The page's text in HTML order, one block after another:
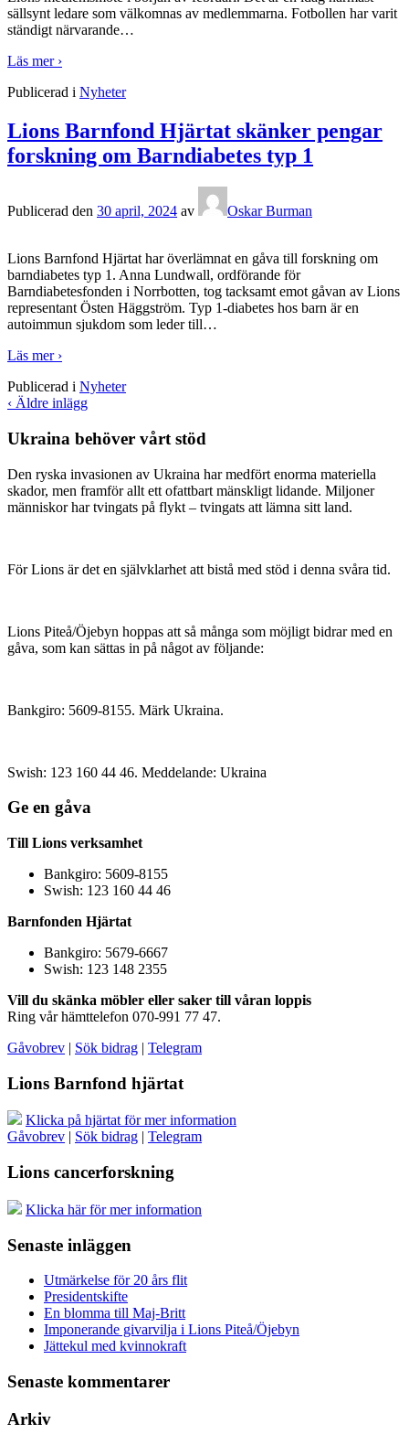
sällsynt ledare som välkomnas av medlemmarna. Fotbollen har varit
ständigt närvarande…
Läs mer ›
Publicerad i Nyheter
Lions Barnfond Hjärtat skänker pengar
forskning om Barndiabetes typ 1
Publicerad den 30 april, 2024 av Oskar Burman
Lions Barnfond Hjärtat har överlämnat en gåva till forskning om
barndiabetes typ 1. Anna Lundwall, ordförande för
Barndiabetesfonden i Norrbotten, tog tacksamt emot gåvan av Lions
representant Östen Häggström. Typ 1-diabetes hos barn är en
autoimmun sjukdom som leder till…
Läs mer ›
Publicerad i Nyheter
‹ Äldre inlägg
Ukraina behöver vårt stöd
Den ryska invasionen av Ukraina har medfört enorma materiella
skador, men framför allt ett ofattbart mänskligt lidande. Miljoner
människor har tvingats på flykt – tvingats att lämna sitt land.
För Lions är det en självklarhet att bistå med stöd i denna svåra tid.
Lions Piteå/Öjebyn hoppas att så många som möjligt bidrar med en
gåva, som kan sättas in på något av följande:
Bankgiro: 5609-8155. Märk Ukraina.
Swish: 123 160 44 46. Meddelande: Ukraina
Ge en gåva
Till Lions verksamhet
Bankgiro: 5609-8155
Swish: 123 160 44 46
Barnfonden Hjärtat
Bankgiro: 5679-6667
Swish: 123 148 2355
Vill du skänka möbler eller saker till våran loppis
Ring vår hämttelefon 070-991 77 47.
Gåvobrev | Sök bidrag | Telegram
Lions Barnfond hjärtat
Klicka på hjärtat för mer information
Gåvobrev | Sök bidrag | Telegram
Lions cancerforskning
Klicka här för mer information
Senaste inläggen
Utmärkelse för 20 års flit
Presidentskifte
En blomma till Maj-Britt
Imponerande givarvilja i Lions Piteå/Öjebyn
Jättekul med kvinnokraft
Senaste kommentarer
Arkiv